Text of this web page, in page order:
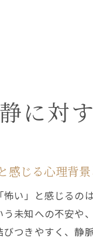
に対
感じる心理背
い」と感じるの
未知への不安や
つきやすく、静